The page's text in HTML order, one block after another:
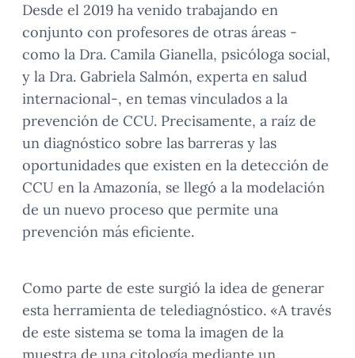
Desde el 2019 ha venido trabajando en
conjunto con profesores de otras áreas -
como la Dra. Camila Gianella, psicóloga social,
y la Dra. Gabriela Salmón, experta en salud
internacional-, en temas vinculados a la
prevención de CCU. Precisamente, a raíz de
un diagnóstico sobre las barreras y las
oportunidades que existen en la detección de
CCU en la Amazonía, se llegó a la modelación
de un nuevo proceso que permite una
prevención más eficiente.
Como parte de este surgió la idea de generar
esta herramienta de telediagnóstico. «A través
de este sistema se toma la imagen de la